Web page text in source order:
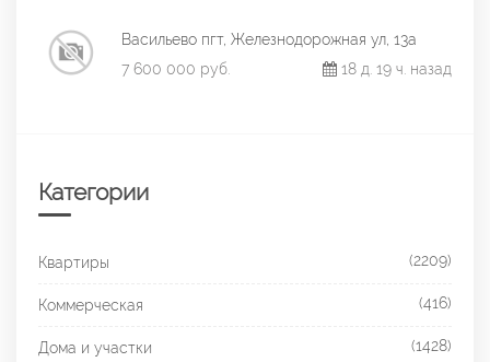
Васильево пгт, Железнодорожная ул, 13а
7 600 000 руб.
18 д. 19 ч. назад
Категории
Квартиры (2209)
Коммерческая (416)
Дома и участки (1428)